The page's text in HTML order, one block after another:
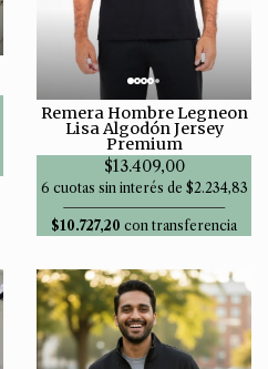
Remera Hombre Legneon
Lisa Algodón Jersey
Premium
$13.409,00
6 cuotas sin interés de $2.234,83
$10.727,20 con transferencia